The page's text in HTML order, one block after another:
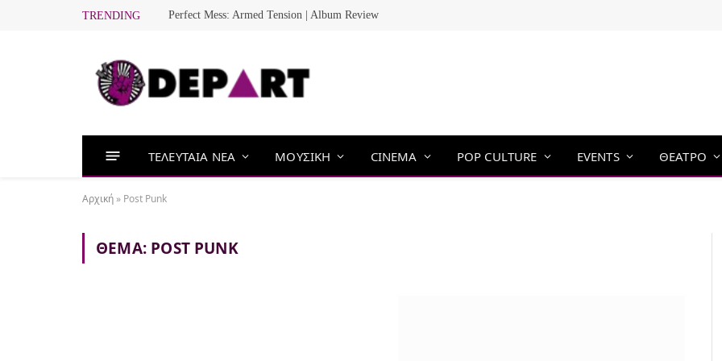
TRENDING Perfect Mess: Armed Tension | Album Review
ΤΕΛΕΥΤΑΙΑ ΝΕΑ ΜΟΥΣΙΚΗ CINEMA POP CULTURE EVENTS ΘΕΑΤΡΟ
Αρχική » Post Punk
ΘΈΜΑ: POST PUNK